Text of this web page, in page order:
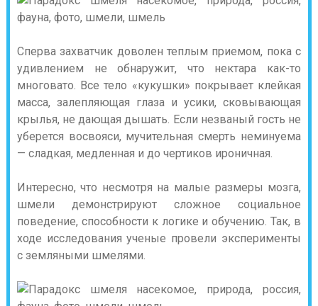
Сперва захватчик доволен теплым приемом, пока с
удивлением не обнаружит, что нектара как-то
многовато. Все тело «кукушки» покрывает клейкая
масса, залепляющая глаза и усики, сковывающая
крылья, не дающая дышать. Если незваный гость не
уберется восвояси, мучительная смерть неминуема
— сладкая, медленная и до чертиков ироничная.
Интересно, что несмотря на малые размеры мозга,
шмели демонстрируют сложное социальное
поведение, способности к логике и обучению. Так, в
ходе исследования ученые провели эксперименты
с земляными шмелями.